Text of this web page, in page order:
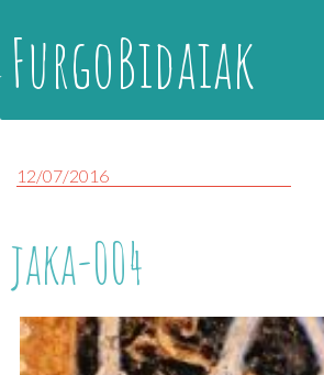
FurgoBidaiak
12/07/2016
jaka-004